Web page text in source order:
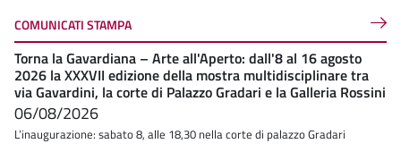
COMUNICATI STAMPA
Torna la Gavardiana – Arte all'Aperto: dall'8 al 16 agosto
2026 la XXXVII edizione della mostra multidisciplinare tra
via Gavardini, la corte di Palazzo Gradari e la Galleria Rossini
06/08/2026
L’inaugurazione: sabato 8, alle 18,30 nella corte di palazzo Gradari